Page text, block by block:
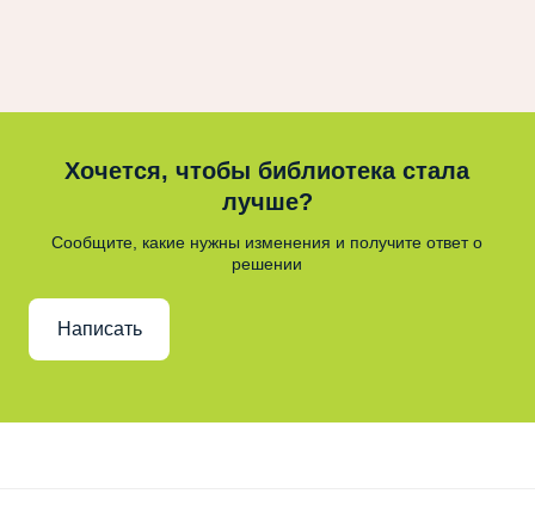
Хочется, чтобы библиотека стала
лучше?
Сообщите, какие нужны изменения и получите ответ о
решении
Написать